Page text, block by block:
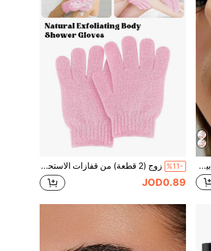
3/1 قطعة إزالة شعر الوجه بدون ألم، إبيلاتور بكرة نابضة محمول، أداة إزالة الشعر بتحميل نابض، أداة إزالة الشعر خفيفة الوزن، مناسبة للرجال والنساء، قابلة للاستخدام على الشفاه والذقن والوجه والرقبة والذراعين والساقين، سهلة الاستخدام %11- زوج (2 قطعة) من قفازات الاستحمام القابلة للعكس والمقشرة، قفازات تقشير الجسم، أداة استحمام مقشرة بلون أحادي سميك، قفازات استحمام مقشرة وردية ذات طبقتين بدون ألم
JOD0.89